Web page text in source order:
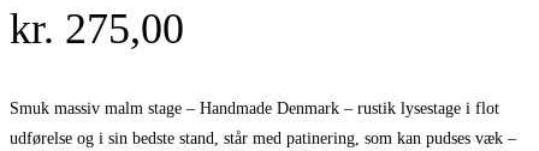
kr. 275,00
Smuk massiv malm stage – Handmade Denmark – rustik lysestage i flot
udførelse og i sin bedste stand, står med patinering, som kan pudses væk –